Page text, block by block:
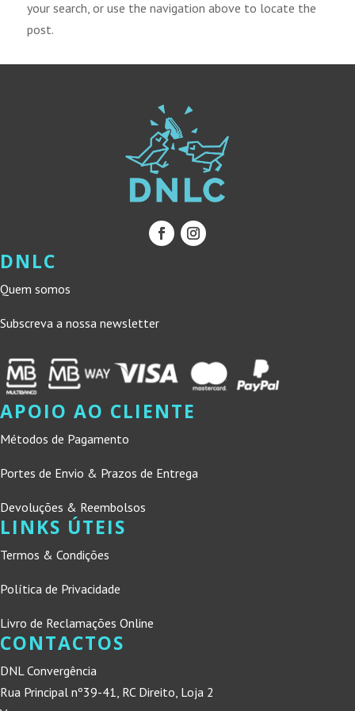
your search, or use the navigation above to locate the
post.
DNLC
Quem somos
Subscreva a nossa newsletter
APOIO AO CLIENTE
Métodos de Pagamento
Portes de Envio & Prazos de Entrega
Devoluções & Reembolsos
LINKS ÚTEIS
Termos & Condições
Política de Privacidade
Livro de Reclamações Online
CONTACTOS
DNL Convergência
Rua Principal nº39-41, RC Direito, Loja 2